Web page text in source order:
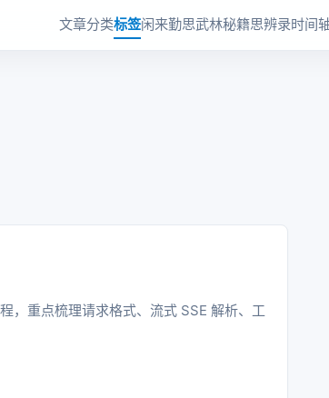
文章分类标签闲来勤思武林秘籍思辨录时间
，重点梳理请求格式、流式 SSE 解析、工